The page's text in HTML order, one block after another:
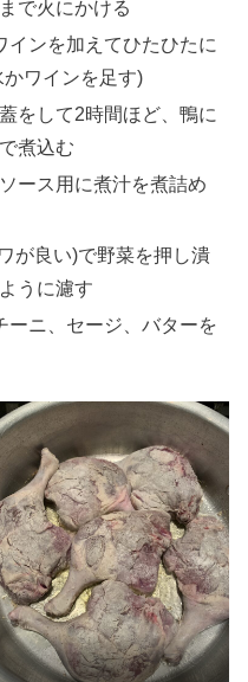
で火にかける
インを加えてひたひたに
ワインを足す)
をして2時間ほど、鴨に
煮込む
ース用に煮汁を煮詰め
が良い)で野菜を押し潰
うに濾す
ーニ、セージ、バターを